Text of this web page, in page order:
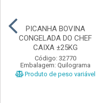
PICANHA BOVINA
CONGELADA DO CHEF
CAIXA ±25KG
Código: 32770
Embalagem: Quilograma
Produto de peso variável